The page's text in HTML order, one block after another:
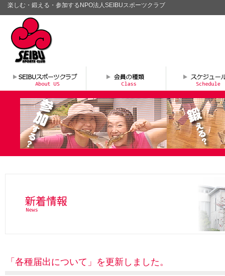
楽しむ・鍛える・参加するNPO法人SEIBUスポーツクラブ
「各種届出について」を更新しました。